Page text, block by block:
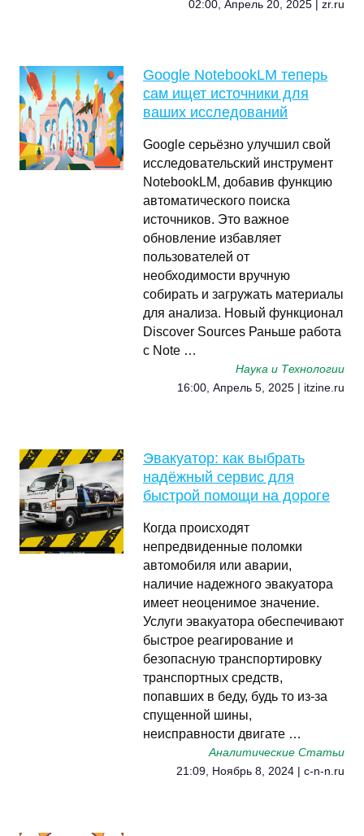
02:00, Апрель 20, 2025 | zr.ru
Google NotebookLM теперь
сам ищет источники для
ваших исследований
Google серьёзно улучшил свой
исследовательский инструмент
NotebookLM, добавив функцию
автоматического поиска
источников. Это важное
обновление избавляет
пользователей от
необходимости вручную
собирать и загружать материалы
для анализа. Новый функционал
Discover Sources Раньше работа
с Note …
Наука и Технологии
16:00, Апрель 5, 2025 | itzine.ru
Эвакуатор: как выбрать
надёжный сервис для
быстрой помощи на дороге
Когда происходят
непредвиденные поломки
автомобиля или аварии,
наличие надежного эвакуатора
имеет неоценимое значение.
Услуги эвакуатора обеспечивают
быстрое реагирование и
безопасную транспортировку
транспортных средств,
попавших в беду, будь то из-за
спущенной шины,
неисправности двигате …
Аналитические Статьи
21:09, Ноябрь 8, 2024 | c-n-n.ru